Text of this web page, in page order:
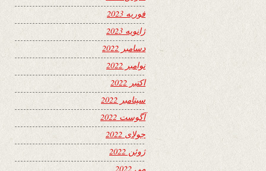
فوریه 2023
ژانویه 2023
دسامبر 2022
نوامبر 2022
اکتبر 2022
سپتامبر 2022
آگوست 2022
جولای 2022
ژوئن 2022
می 2022